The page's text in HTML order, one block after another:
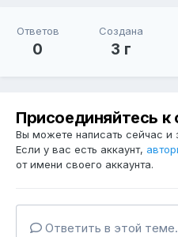
Ответов
0
Создана
3 г
Присоединяйтесь
Вы можете написать сейчас и
Если у вас есть аккаунт,
от имени своего аккаунта.
Ответить в этой